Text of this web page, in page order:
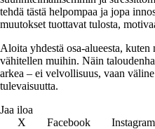
tehdä tästä helpompaa ja jopa
muutokset tuottavat tulosta,
Aloita yhdestä osa-alueesta, kuten
vähitellen muihin. Näin
arkea – ei velvollisuus, vaan
tulevaisuutta.
Jaa iloa
X
Facebook Instagram